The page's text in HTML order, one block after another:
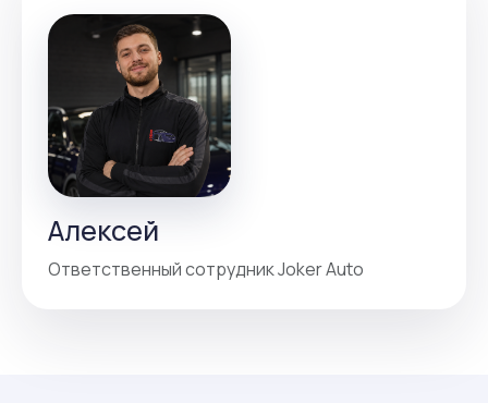
Алексей
Ответственный сотрудник Joker Auto